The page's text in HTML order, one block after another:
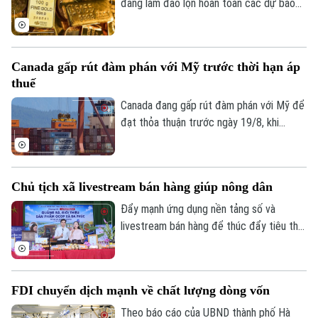
Chuyên mục
Thời sự
Chính trị
Nhịp sống Hà Nội
đang làm đảo lộn hoàn toàn các dự báo
động lực tăng trưởng mới cho giá vàng
Canada gấp rút đàm phán với Mỹ trước thời hạn áp
thuế
Canada đang gấp rút đàm phán với Mỹ để
đạt thỏa thuận trước ngày 19/8, khi
đề để đổi lấy việc Mỹ giảm thuế.
Chủ tịch xã livestream bán hàng giúp nông dân
Đẩy mạnh ứng dụng nền tảng số và
livestream bán hàng để thúc đẩy tiêu thụ
Phúc, người đứng đầu chính quyền địa
phương đã trực tiếp đứng phiên
FDI chuyển dịch mạnh về chất lượng dòng vốn
Theo báo cáo của UBND thành phố Hà